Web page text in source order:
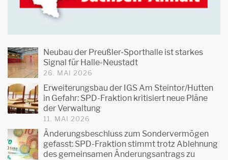
Neubau der Preußler-Sporthalle ist starkes
Signal für Halle-Neustadt
26. MAI 2026
Erweiterungsbau der IGS Am Steintor/Hutten
in Gefahr: SPD-Fraktion kritisiert neue Pläne
der Verwaltung
11. MAI 2026
Änderungsbeschluss zum Sondervermögen
gefasst: SPD-Fraktion stimmt trotz Ablehnung
des gemeinsamen Änderungsantrags zu